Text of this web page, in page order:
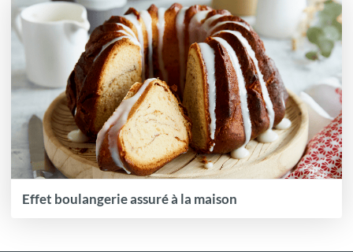
Effet boulangerie assuré à la maison